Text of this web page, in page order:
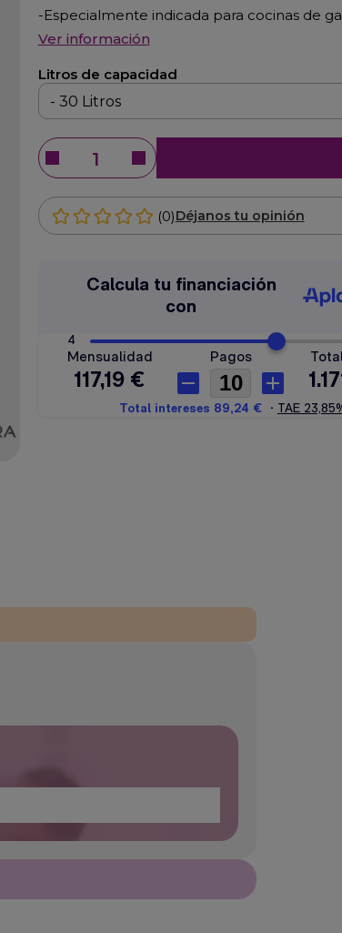
-Especialmente indicada para cocinas de
Ver información
Litros de capacidad
(0)Déjanos tu opinión